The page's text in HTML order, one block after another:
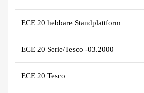
ECE 20 hebbare Standplattform
ECE 20 Serie/Tesco -03.2000
ECE 20 Tesco